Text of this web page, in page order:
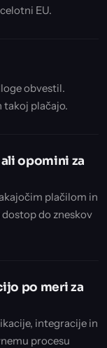
EU.
obvestil.
takoj plačajo.
opomini za
plačilom in
do zneskov
po meri za
integracije in
procesu